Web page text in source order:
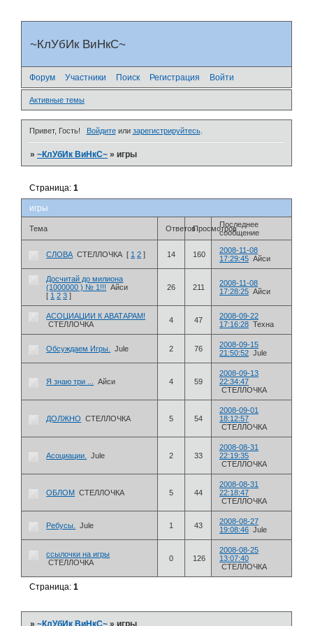
~КлУбИк ВиНкС~
Форум Участники Поиск Регистрация Войти
Активные темы
Привет, Гость! Войдитеили зарегистрируйтесь.
»~КлУбИк ВиНкС~ »игры
игры
Страница:1
Тема ОтветовПросмотровПоследнее
сообщение
СЛОВА СТЕЛЛОЧКА [ 1 2 ] 14 160
2008-11-08
17:29:45 Айси
Досчитай до милиона
(1000000 ) № 1!!!
Айси
[ 1 2 3 ]
26 211
2008-11-08
17:28:25 Айси
АСОЦИАЦИИ К АВАТАРАМ!
СТЕЛЛОЧКА
4 47
2008-09-22
17:16:28 Техна
Обсуждаем Игры. Jule 2 76
2008-09-15
21:50:52 Jule
Я знаю три ... Айси 4 59
2008-09-13
22:34:47
СТЕЛЛОЧКА
ДОЛЖНО СТЕЛЛОЧКА 5 54
2008-09-01
18:12:57
СТЕЛЛОЧКА
Асоциации. Jule 2 33
2008-08-31
22:19:35
СТЕЛЛОЧКА
ОБЛОМ СТЕЛЛОЧКА 5 44
2008-08-31
22:18:47
СТЕЛЛОЧКА
Ребусы. Jule 1 43
2008-08-27
19:08:46 Jule
ссылочки на игры
СТЕЛЛОЧКА
0 126
2008-08-25
13:07:40
СТЕЛЛОЧКА
Страница:1
»~КлУбИк ВиНкС~ »игры